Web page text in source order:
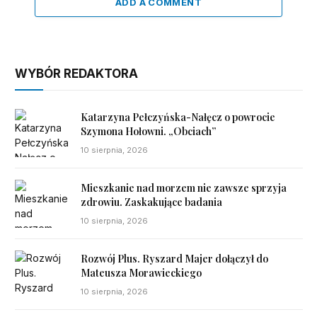
WYBÓR REDAKTORA
Katarzyna Pełczyńska-Nałęcz o powrocie
Szymona Hołowni. „Obciach”
10 sierpnia, 2026
Mieszkanie nad morzem nie zawsze sprzyja
zdrowiu. Zaskakujące badania
10 sierpnia, 2026
Rozwój Plus. Ryszard Majer dołączył do
Mateusza Morawieckiego
10 sierpnia, 2026